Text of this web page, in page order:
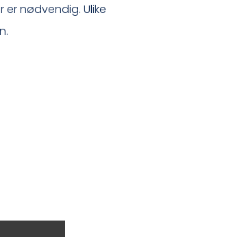
nødvendig. Ulike